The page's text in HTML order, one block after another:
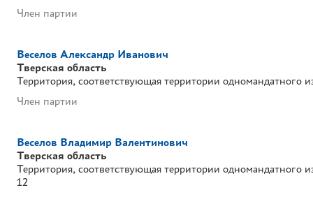
Член партии
Веселов Александр Иванович
Тверская область
Территория, соответствующая территории
Член партии
Веселов Владимир Валентинович
Тверская область
Территория, соответствующая территории
12